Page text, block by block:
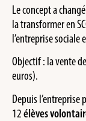
Le concept a
la transformer en
l’entreprise
Objectif : la vente
euros).
Depuis l’entreprise
12élèves